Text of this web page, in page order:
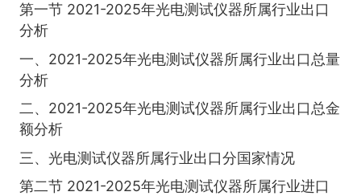
第一节 2021-2025年光电测试仪器所属行业出口
分析
一、2021-2025年光电测试仪器所属行业出口总量
分析
二、2021-2025年光电测试仪器所属行业出口总金
额分析
三、光电测试仪器所属行业出口分国家情况
第二节 2021-2025年光电测试仪器所属行业进口